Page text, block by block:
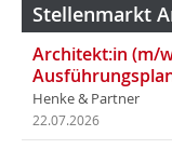
Stellenmarkt
Architekt:in (m/
Henke & Partner
22.07.2026